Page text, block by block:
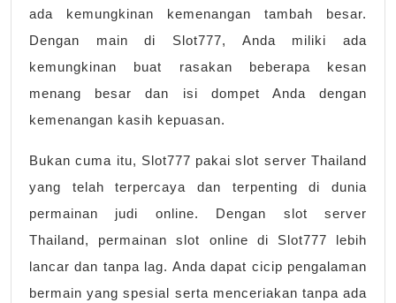
ada kemungkinan kemenangan tambah besar.
Dengan main di Slot777, Anda miliki ada
kemungkinan buat rasakan beberapa kesan
menang besar dan isi dompet Anda dengan
kemenangan kasih kepuasan.
Bukan cuma itu, Slot777 pakai slot server Thailand
yang telah terpercaya dan terpenting di dunia
permainan judi online. Dengan slot server
Thailand, permainan slot online di Slot777 lebih
lancar dan tanpa lag. Anda dapat cicip pengalaman
bermain yang spesial serta menceriakan tanpa ada